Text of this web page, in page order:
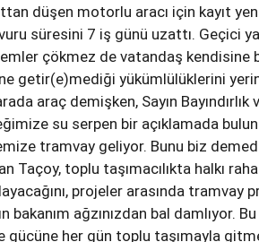
düşen motorlu aracı için kayıt
süresini 7 iş günü uzattı. Geçici
çökmez de vatandaş kendisine
getir(e)mediği yükümlülüklerini
araç demişken, Sayın
su serpen bir açıklamada
tramvay geliyor. Bunu biz
Taçoy, toplu taşımacılıkta halkı
projeler arasında tramvay
bakanım ağzınızdan bal damlıyor.
gücüne her gün toplu taşımayla